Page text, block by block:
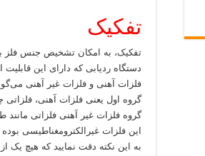
تفکیک
تفکیک، به امکان تشخیص جنس فلز
دستگاه ردیابی که دارای این
فلزات آهنی و فلزات غیر آهنی
گروه اول یعنی فلزات آهنی،
گروه فلزات غیر آهنی فلزاتی مانند
این فلزات غیرالکترومغناطیسی
به این نکته دقت نمایید که هیچ یک